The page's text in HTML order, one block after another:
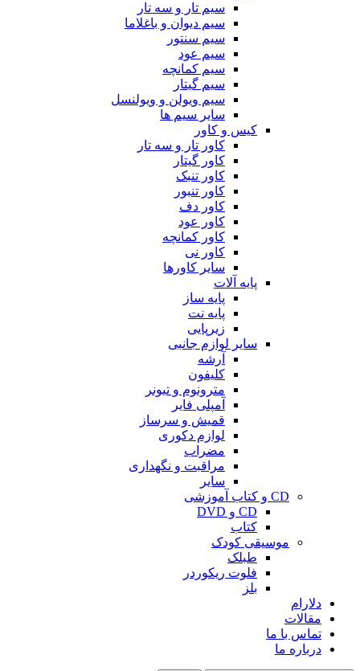
سیم تار و سه تار
سیم دیوان و باغلاما
سیم سنتور
سیم عود
سیم کمانچه
سیم گیتار
سیم ویولن و ویولنسل
سایر سیم ها
کیس و کاور
کاور تار و سه تار
کاور گیتار
کاور تنبک
کاور تنبور
کاور دف
کاور عود
کاور کمانچه
کاور نی
سایر کاورها
پایه آلات
پایه ساز
پایه نت
زیرپایی
سایر لوازم جانبی
آرشه
کلیفون
مترونوم و تیونر
آمپلی فایر
قمیش و سرساز
لوازم دکوری
مضراب
مراقبت و نگهداری
سایر
CD و کتاب آموزشی
CD و DVD
کتاب
موسیقی کودک
طبلک
فلوت ریکوردر
بلز
دلارام
مقالات
تماس با ما
درباره ما